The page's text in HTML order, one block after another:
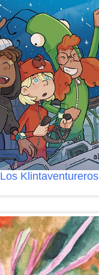
Los Klintaventureros